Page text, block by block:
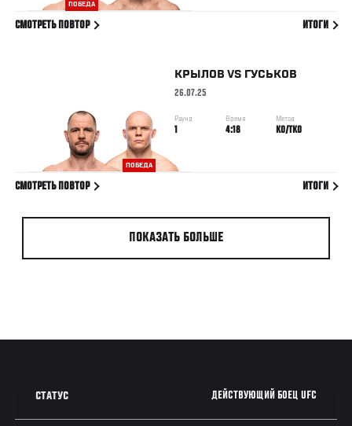
ПОБЕДА
СМОТРЕТЬ ПОВТОР ИТОГИ
ПОБЕДА
КРЫЛОВ VS ГУСЬКОВ
26.07.25
Раунд
1
Время
4:18
Метод
KO/TKO
СМОТРЕТЬ ПОВТОР ИТОГИ
ПОКАЗАТЬ БОЛЬШЕ
СТАТУС ДЕЙСТВУЮЩИЙ БОЕЦ UFC